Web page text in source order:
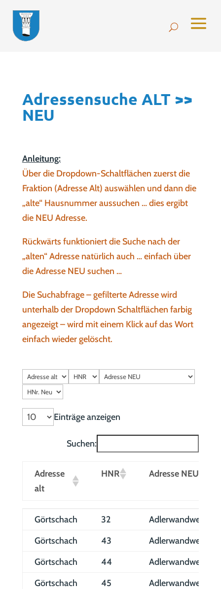
Adressensuche ALT >>
NEU
Anleitung:
Über die Dropdown-Schaltflächen zuerst die
Fraktion (Adresse Alt) auswählen und dann die
„alte“ Hausnummer aussuchen … dies ergibt
die NEU Adresse.
Rückwärts funktioniert die Suche nach der
„alten“ Adresse natürlich auch … einfach über
die Adresse NEU suchen …
Die Suchabfrage – gefilterte Adresse wird
unterhalb der Dropdown Schaltflächen farbig
angezeigt – wird mit einem Klick auf das Wort
einfach wieder gelöscht.
Einträge anzeigen
Suchen:
Adresse
alt
HNR Adresse NEU
Adresse
HNR Adresse NEU
Görtschach 32
Adlerwandweg
Görtschach
43
Adlerwandweg
Görtschach
44
Adlerwandweg
Görtschach
45
Adlerwandweg